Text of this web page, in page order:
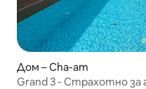
Дом – Cha-am
Grand 3 - Страхотно за